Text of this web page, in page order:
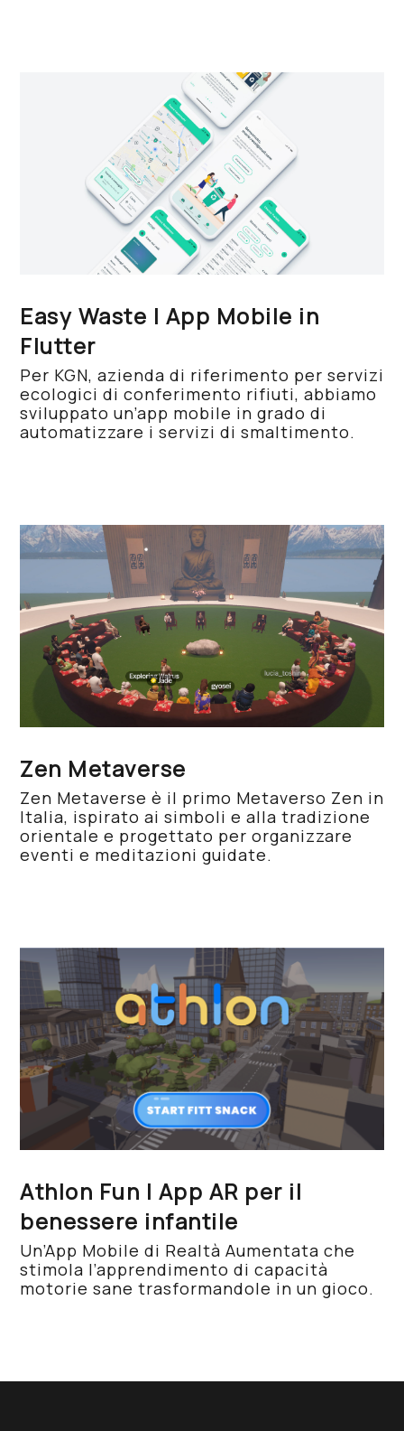
Easy Waste | App Mobile in
Flutter
Per KGN, azienda di riferimento per servizi
ecologici di conferimento rifiuti, abbiamo
sviluppato un’app mobile in grado di
automatizzare i servizi di smaltimento.
Zen Metaverse
Zen Metaverse è il primo Metaverso Zen in
Italia, ispirato ai simboli e alla tradizione
orientale e progettato per organizzare
eventi e meditazioni guidate.
Athlon Fun | App AR per il
benessere infantile
Un’App Mobile di Realtà Aumentata che
stimola l’apprendimento di capacità
motorie sane trasformandole in un gioco.